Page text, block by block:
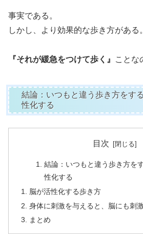
事実である。
しかし、より効果的な歩き方がある。
『それが緩急をつけて歩く』 ことな
結論：いつもと違う歩き方をす
性化する
目次
結論：いつもと違う歩き方を
性化する
脳が活性化する歩き方
身体に刺激を与えると、脳にも刺
まとめ